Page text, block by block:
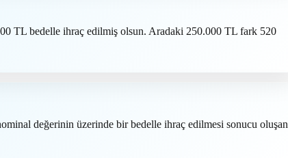
TL bedelle ihraç edilmiş olsun. Aradaki 250.000 TL fark 520
değerinin üzerinde bir bedelle ihraç edilmesi sonucu oluşan